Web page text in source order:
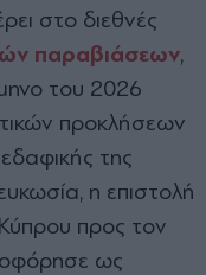
στο διεθνές
παραβιάσεων,
του 2026
προκλήσεων
της
η επιστολή
προς τον
ως